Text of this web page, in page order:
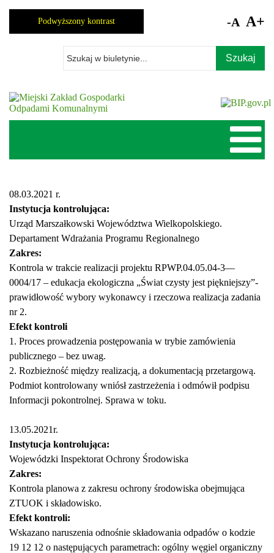
zawartości
Podwyższony kontrast -A A+
szukaną
frazę
08.03.2021 r.
Instytucja kontrolująca:
Urząd Marszałkowski Województwa Wielkopolskiego.
Departament Wdrażania Programu Regionalnego
Zakres:
Kontrola w trakcie realizacji projektu RPWP.04.05.04-3—
0004/17 – edukacja ekologiczna „Świat czysty jest piękniejszy”-
prawidłowość wybory wykonawcy i rzeczowa realizacja zadania
nr 2.
Efekt kontroli
1. Proces prowadzenia postępowania w trybie zamówienia
publicznego – bez uwag.
2. Rozbieżność między realizacją, a dokumentacją przetargową.
Podmiot kontrolowany wniósł zastrzeżenia i odmówił podpisu
Informacji pokontrolnej. Sprawa w toku.
13.05.2021r.
Instytucja kontrolująca:
Wojewódzki Inspektorat Ochrony Środowiska
Zakres:
Kontrola planowa z zakresu ochrony środowiska obejmująca
ZTUOK i składowisko.
Efekt kontroli:
Wskazano naruszenia odnośnie składowania odpadów o kodzie
19 12 12 o następujących parametrach: ogólny węgiel organiczny